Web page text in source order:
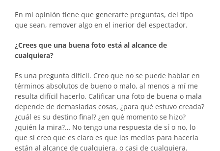
En mi opinión tiene que generarte preguntas, del tipo
que sean, remover algo en el inerior del espectador.
¿Crees que una buena foto está al alcance de
cualquiera?
Es una pregunta difícil. Creo que no se puede hablar en
términos absolutos de bueno o malo, al menos a mí me
resulta difícil hacerlo. Calificar una foto de buena o mala
depende de demasiadas cosas, ¿para qué estuvo creada?
¿cuál es su destino final? ¿en qué momento se hizo?
¿quién la mira?… No tengo una respuesta de sí o no, lo
que sí creo que es claro es que los medios para hacerla
están al alcance de cualquiera, o casi de cualquiera.